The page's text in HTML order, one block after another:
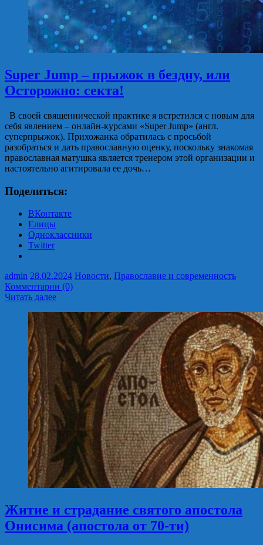
Super Jump – прыжок в бездну, или
Осторожно: секта!
В своей священнической практике я встретился с новым для
себя явлением – онлайн-курсами «Super Jump» (англ.
суперпрыжок). Прихожанка обратилась с просьбой
разобраться и дать православную оценку, поскольку знакомая
православная матушка является тренером этой организации и
настоятельно агитировала ее дочь…
Поделиться:
ВКонтакте
Елицы
Одноклассники
Twitter
admin 28.02.2024 Новости, Православие и современность
Комментарии (0)
Читать далее
Житие и страдание святого апостола
Онисима (апостола от 70-ти)